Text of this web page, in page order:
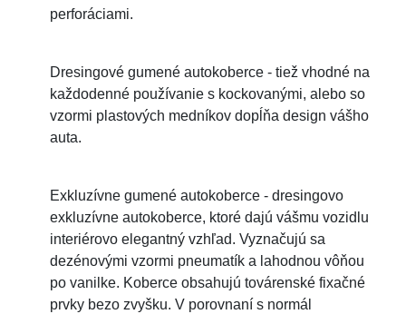
perforáciami.
Dresingové gumené autokoberce - tiež vhodné na
každodenné používanie s kockovanými, alebo so
vzormi plastových medníkov dopĺňa design vášho
auta.
Exkluzívne gumené autokoberce - dresingovo
exkluzívne autokoberce, ktoré dajú vášmu vozidlu
interiérovo elegantný vzhľad. Vyznačujú sa
dezénovými vzormi pneumatík a lahodnou vôňou
po vanilke. Koberce obsahujú továrenské fixačné
prvky bezo zvyšku. V porovnaní s normál